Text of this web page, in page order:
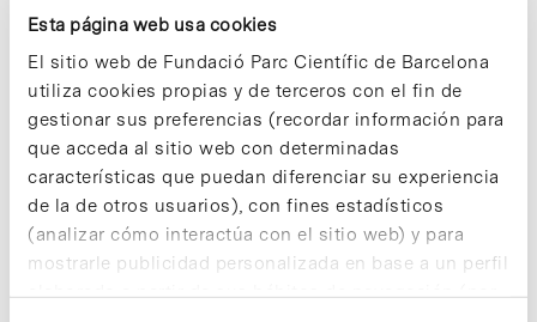
Esta página web usa cookies
El sitio web de Fundació Parc Científic de Barcelona
utiliza cookies propias y de terceros con el fin de
gestionar sus preferencias (recordar información para
que acceda al sitio web con determinadas
características que puedan diferenciar su experiencia
de la de otros usuarios), con fines estadísticos
(analizar cómo interactúa con el sitio web) y para
mostrarle publicidad personalizada en base a un perfil
elaborado a partir de sus hábitos de navegación (por
Please try again with different keywords.